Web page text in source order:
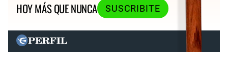
HOY MÁS QUE NUNCA
SUSCRIBITE